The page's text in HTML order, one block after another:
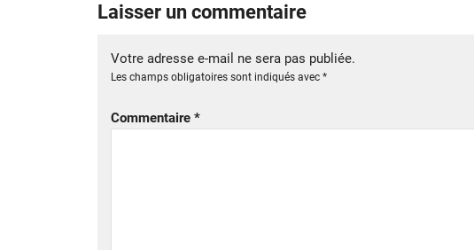
Laisser un commentaire
Votre adresse e-mail ne sera pas publiée.
Les champs obligatoires sont indiqués avec *
Commentaire *